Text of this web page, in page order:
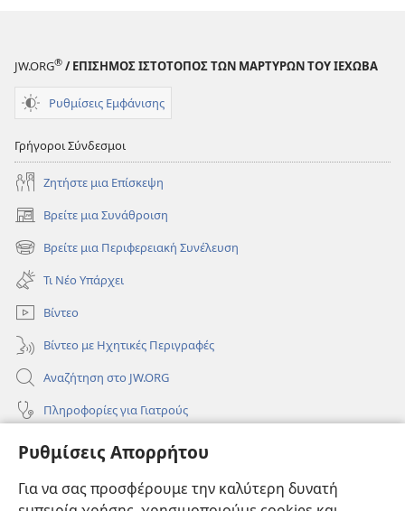
Ρυθμίσεις Απορρήτου
Για να σας προσφέρουμε την καλύτερη δυνατή
JW.ORG® / ΕΠΙΣΗΜΟΣ ΙΣΤΟΤΟΠΟΣ ΤΩΝ ΜΑΡΤΥΡΩΝ ΤΟΥ ΙΕΧΩΒΑ
Ρυθμίσεις Εμφάνισης
Γρήγοροι Σύνδεσμοι
Ζητήστε μια Επίσκεψη
Βρείτε μια Συνάθροιση
(ανοίγει
νέο
παράθυρο)
Βρείτε μια Περιφερειακή Συνέλευση
(ανοίγει
νέο
παράθυρο)
Τι Νέο Υπάρχει
Βίντεο
Βίντεο με Ηχητικές Περιγραφές
Αναζήτηση στο JW.ORG
Πληροφορίες για Γιατρούς
Πληροφορίες για Επίσημους Φορείς και ΜΜΕ